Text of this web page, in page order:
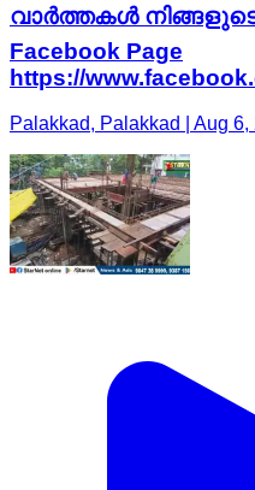
വാർത്തകൾ നിങ്ങളുടെ
Facebook Page
https://
Palakkad, Palakkad | Aug 6,